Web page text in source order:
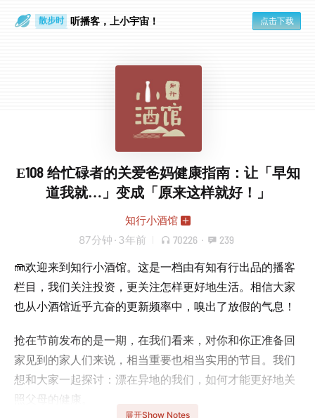
通勤路上 听播客，上小宇宙！ 点击下载
E108 给忙碌者的关爱爸妈健康指南：让「早知
道我就…」变成「原来这样就好！」
知行小酒馆
87分钟 · 3年前 70226 · 239
🪼欢迎来到知行小酒馆。这是一档由有知有行出品的播客
栏目，我们关注投资，更关注怎样更好地生活。相信大家
也从小酒馆近乎亢奋的更新频率中，嗅出了放假的气息！
抢在节前发布的是一期，在我们看来，对你和你正准备回
家见到的家人们来说，相当重要也相当实用的节目。我们
想和大家一起探讨：漂在异地的我们，如何才能更好地关
照父母的健康。
展开Show Notes